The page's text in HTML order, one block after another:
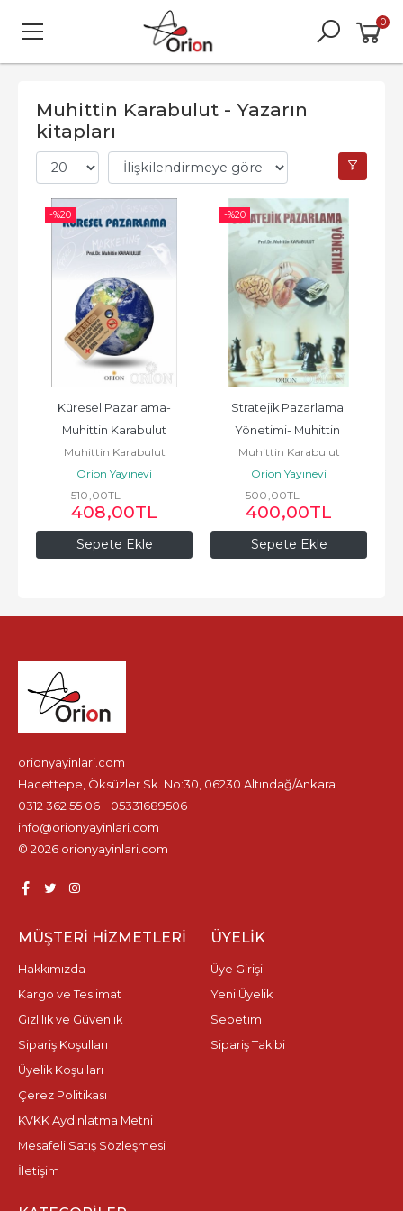
0
Muhittin Karabulut - Yazarın
kitapları
-%20
Sepete Ekle
Küresel Pazarlama-
Muhittin Karabulut
Muhittin Karabulut
Orion Yayınevi
510,00TL
408,00TL
-%20
Sepete Ekle
Stratejik Pazarlama
Yönetimi- Muhittin
Karabulut
Muhittin Karabulut
Orion Yayınevi
500,00TL
400,00TL
orionyayinlari.com
Hacettepe, Öksüzler Sk. No:30, 06230 Altındağ/Ankara
0312 362 55 06
05331689506
info@orionyayinlari.com
© 2026 orionyayinlari.com
MÜŞTERI HIZMETLERI
Hakkımızda
Kargo ve Teslimat
Gizlilik ve Güvenlik
Sipariş Koşulları
Üyelik Koşulları
Çerez Politikası
KVKK Aydınlatma Metni
Mesafeli Satış Sözleşmesi
İletişim
ÜYELIK
Üye Girişi
Yeni Üyelik
Sepetim
Sipariş Takibi